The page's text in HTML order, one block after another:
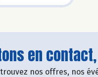
en
nos offres, nos